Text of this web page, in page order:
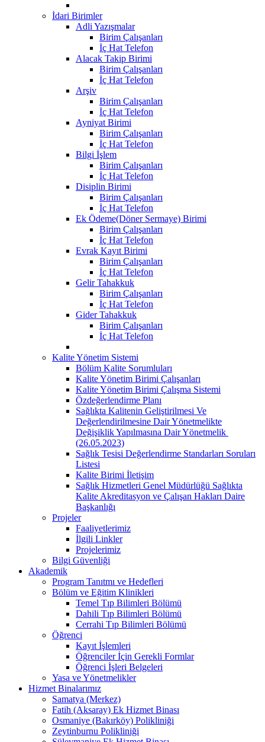
İdari Birimler
Adli Yazışmalar
Birim Çalışanları
İç Hat Telefon
Alacak Takip Birimi
Birim Çalışanları
İç Hat Telefon
Arşiv
Birim Çalışanları
İç Hat Telefon
Ayniyat Birimi
Birim Çalışanları
İç Hat Telefon
Bilgi İşlem
Birim Çalışanları
İç Hat Telefon
Disiplin Birimi
Birim Çalışanları
İç Hat Telefon
Ek Ödeme(Döner Sermaye) Birimi
Birim Çalışanları
İç Hat Telefon
Evrak Kayıt Birimi
Birim Çalışanları
İç Hat Telefon
Gelir Tahakkuk
Birim Çalışanları
İç Hat Telefon
Gider Tahakkuk
Birim Çalışanları
İç Hat Telefon
Kalite Yönetim Sistemi
Bölüm Kalite Sorumluları
Kalite Yönetim Birimi Çalışanları
Kalite Yönetim Birimi Çalışma Sistemi
Özdeğerlendirme Planı
Sağlıkta Kalitenin Geliştirilmesi Ve
Değerlendirilmesine Dair Yönetmelikte
Değişiklik Yapılmasına Dair Yönetmelik ​
(26.05.2023)
Sağlık Tesisi Değerlendirme Standarları Soruları
Listesi
Kalite Birimi İletişim
Sağlık Hizmetleri Genel Müdürlüğü Sağlıkta
Kalite Akreditasyon ve Çalışan Hakları Daire
Başkanlığı
Projeler
Faaliyetlerimiz
İlgili Linkler
Projelerimiz
Bilgi Güvenliği
Akademik
Program Tanıtmı ve Hedefleri
Bölüm ve Eğitim Klinikleri
Temel Tıp Bilimleri Bölümü
Dahili Tıp Bilimleri Bölümü
Cerrahi Tıp Bilimleri Bölümü
Öğrenci
Kayıt İşlemleri
Öğrenciler İçin Gerekli Formlar
Öğrenci İşleri Belgeleri
Yasa ve Yönetmelikler
Hizmet Binalarımız
Samatya (Merkez)
Fatih (Aksaray) Ek Hizmet Binası
Osmaniye (Bakırköy) Polikliniği
Zeytinburnu Polikliniği